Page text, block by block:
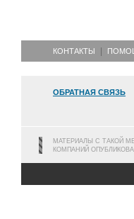
КОНТАКТЫ
ОБРАТНАЯ СВЯЗЬ
МАТЕРИАЛЫ С ТАКОЙ
КОМПАНИЙ